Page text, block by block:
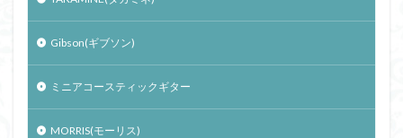
Gibson(ギブソン)
ミニアコースティックギター
MORRIS(モーリス)